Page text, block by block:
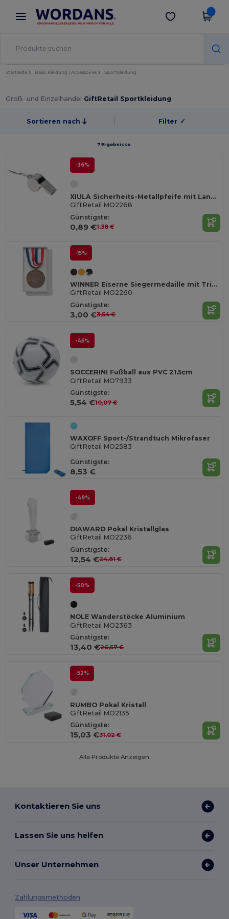
× Wordans App
Bessere Preise in der App!
App holen
Startseite Basic Kleidung | Accessoires Sportkleidung
Groß- und Einzelhandel GiftRetail Sportkleidung
Sortieren nach Filter ✓
7 Ergebnisse.
-36%
XIULA Sicherheits-Metallpfeife mit Lanyard
GiftRetail MO2268
Günstigste:
0,89 €1,38 €
-15%
WINNER Eiserne Siegermedaille mit Trikolore-Band
GiftRetail MO2260
Günstigste:
3,00 €3,54 €
-45%
SOCCERINI Fußball aus PVC 21.5cm
GiftRetail MO7933
Günstigste:
5,54 €10,07 €
WAXOFF Sport-/Strandtuch Mikrofaser
GiftRetail MO2583
Günstigste:
8,53 €
-49%
DIAWARD Pokal Kristallglas
GiftRetail MO2236
Günstigste:
12,54 €24,81 €
-50%
NOLE Wanderstöcke Aluminium
GiftRetail MO2363
Günstigste:
13,40 €26,57 €
-52%
RUMBO Pokal Kristall
GiftRetail MO2135
Günstigste:
15,03 €31,02 €
Alle Produkte Anzeigen.
Kontaktieren Sie uns
Lassen Sie uns helfen
Unser Unternehmen
Zahlungsmethoden